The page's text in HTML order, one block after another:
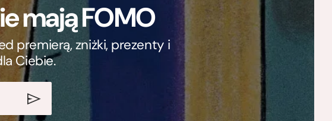
mają FOMO
premierą, zniżki, prezenty i
Ciebie.